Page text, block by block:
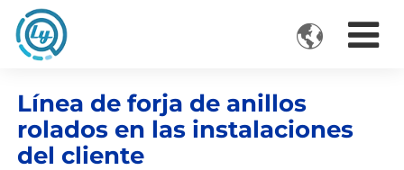
VIDEOS
Línea de forja de anillos
rolados en las instalaciones
del cliente